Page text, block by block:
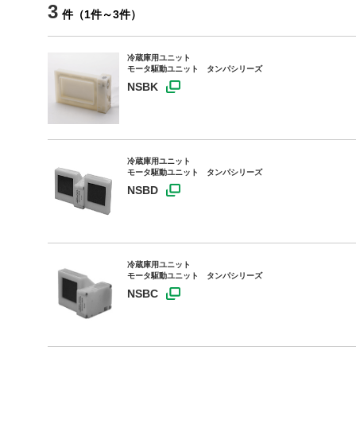
3 件（1件～3件）
冷蔵庫用ユニット
モータ駆動ユニット タンパシリーズ
NSBK
冷蔵庫用ユニット
モータ駆動ユニット タンパシリーズ
NSBD
冷蔵庫用ユニット
モータ駆動ユニット タンパシリーズ
NSBC